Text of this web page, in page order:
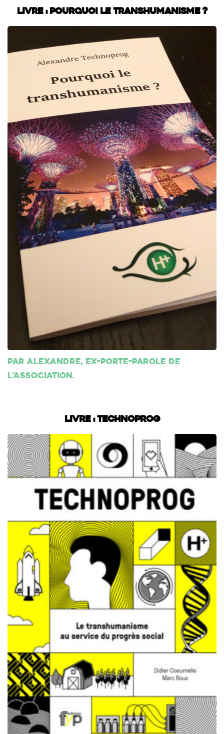
Livre : Pourquoi le transhumanisme ?
Par Alexandre, ex-porte-parole de
l’association.
Livre : Technoprog